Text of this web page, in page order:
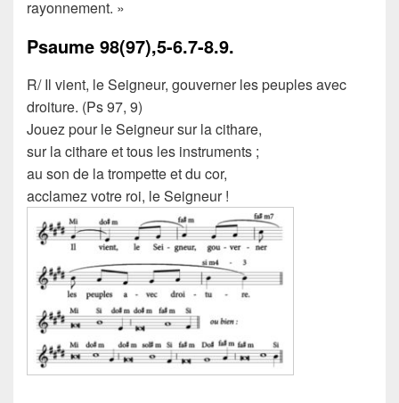
rayonnement. »
Psaume 98(97),5-6.7-8.9.
R/ Il vient, le Seigneur, gouverner les peuples avec
droiture. (Ps 97, 9)
Jouez pour le Seigneur sur la cithare,
sur la cithare et tous les instruments ;
au son de la trompette et du cor,
acclamez votre roi, le Seigneur !